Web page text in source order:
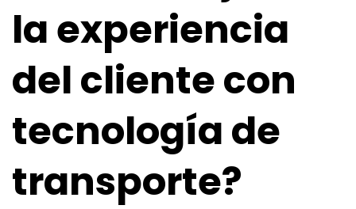
Contacto
Blog
la experiencia
del cliente con
tecnología de
transporte?